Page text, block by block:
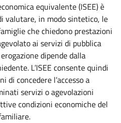
equivalente (ISEE) è
valutare, in modo sintetico, le
che chiedono prestazioni
ai servizi di pubblica
dipende dalla
L’ISEE consente quindi
di concedere l’accesso a
servizi o agevolazioni
condizioni economiche del